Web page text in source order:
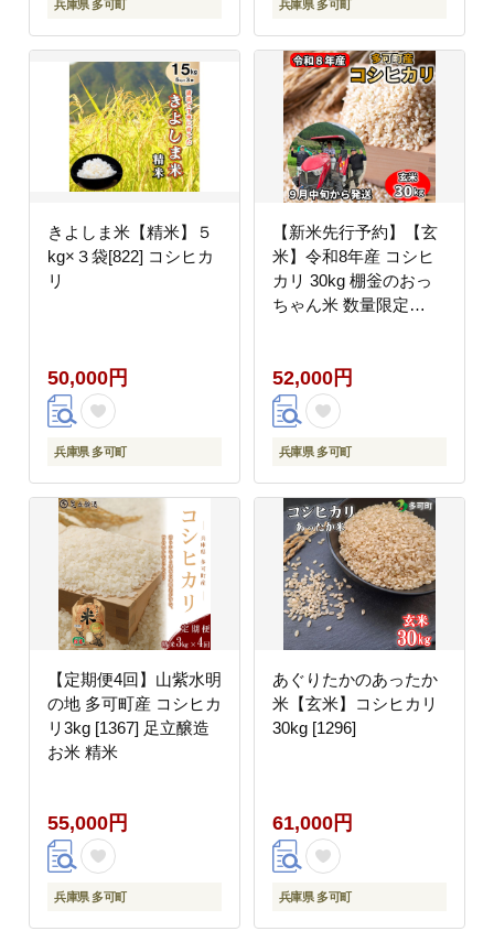
兵庫県 多可町 兵庫県 多可町
きよしま米【精米】５
kg×３袋[822] コシヒカ
リ
50,000円
兵庫県 多可町
【新米先行予約】【玄
米】令和8年産 コシヒ
カリ 30kg 棚釡のおっ
ちゃん米 数量限定
52,000円
兵庫県 多可町
【定期便4回】山紫水明
の地 多可町産 コシヒカ
リ3kg [1367] 足立醸造
お米 精米
55,000円
兵庫県 多可町
あぐりたかのあったか
米【玄米】コシヒカリ
30kg [1296]
61,000円
兵庫県 多可町